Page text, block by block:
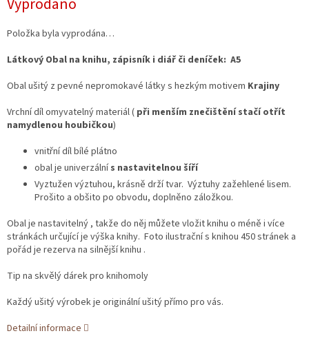
cena:
Položka byla vyprodána…
Látkový Obal na knihu, zápisník i diář či deníček: A5
Obal ušitý z pevné nepromokavé látky s hezkým motivem Krajiny
Vrchní díl omyvatelný materiál ( při menším znečištění stačí otřít
namydlenou houbičkou)
vnitřní díl bílé plátno
obal je univerzálnís nastavitelnou šíří
Vyztužen výztuhou, krásně drží tvar. Výztuhy zažehlené lisem.
Prošito a obšito po obvodu, doplněno záložkou.
Obal je nastavitelný , takže do něj můžete vložit knihu o méně i více
stránkách určující je výška knihy. Foto ilustrační s knihou 450 stránek a
pořád je rezerva na silnější knihu .
Tip na skvělý dárek pro knihomoly
Každý ušitý výrobek je originální ušitý přímo pro vás.
Detailní informace